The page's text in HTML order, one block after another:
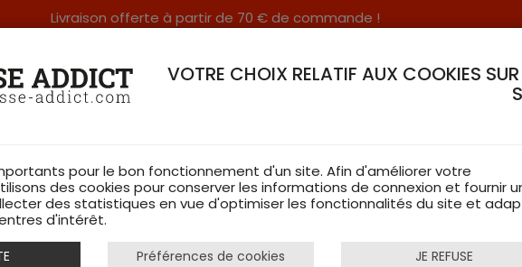
Livraison offerte à partir de 70 € de commande !
DANS LES VOSGES & SUR INTERNET
DE CHASSE RAYON FEMME CHAUSSURES ACCESSOIRES EQUIPEMENTS
VOTRE CHOIX RELATIF AUX COOKIES
pour le bon fonctionnement d'un site. Afin d'améliorer votre
des cookies pour conserver les informations de connexion et fournir
des statistiques en vue d'optimiser les fonctionnalités du site et
d'intérêt.
Préférences de cookies JE REFUSE